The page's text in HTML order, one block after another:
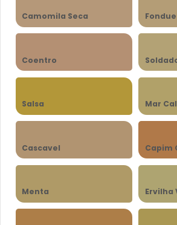
Camomila Seca Fondue
Coentro
Salsa Mar
Cascavel Capim
Menta Ervilha